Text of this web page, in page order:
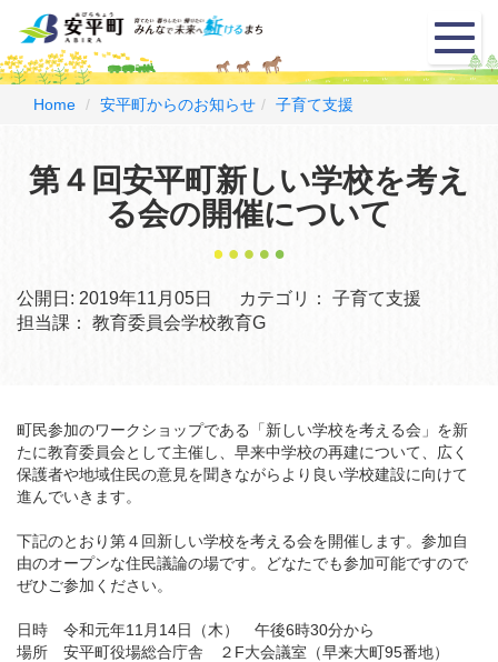
メ
ニ
ュ
Home 安平町からのお知らせ 子育て支援
第４回安平町新しい学校を考え
る会の開催について
公開日: 2019年11月05日 カテゴリ：
子育て支援
担当課：
教育委員会学校教育G
町民参加のワークショップである「新しい学校を考える会」を新
たに教育委員会として主催し、早来中学校の再建について、広く
保護者や地域住民の意見を聞きながらより良い学校建設に向けて
進んでいきます。
下記のとおり第４回新しい学校を考える会を開催します。参加自
由のオープンな住民議論の場です。どなたでも参加可能ですので
ぜひご参加ください。
日時 令和元年11月14日（木） 午後6時30分から
場所 安平町役場総合庁舎 ２F大会議室（早来大町95番地）